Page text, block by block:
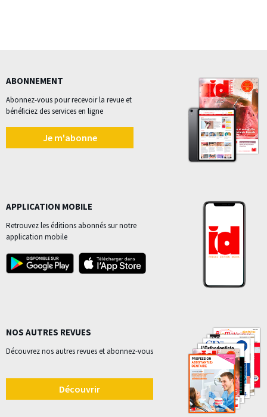
ABONNEMENT
Abonnez-vous pour recevoir la revue et
bénéficiez des services en ligne
Je m'abonne
APPLICATION MOBILE
Retrouvez les éditions abonnés sur notre
application mobile
NOS AUTRES REVUES
Découvrez nos autres revues et abonnez-vous
Découvrir